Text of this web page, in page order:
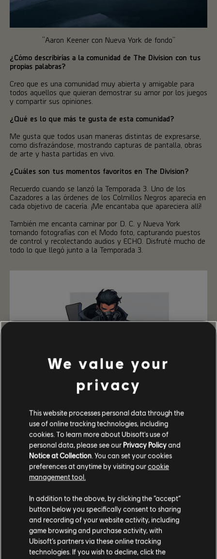
“Aaron Keener con Nueva York de fondo”
¿Cómo describirías a la comunidad de The Division con tus
propias palabras?
Creo que es una comunidad muy abierta y amigable para
todos aquellos que quieran demostrar su amor por los juegos
y compartir sus opiniones.
¿Qué es lo que más te gusta de esta comunidad?
Me gusta que todos usan maneras distintas de expresarse,
como disfrazándose, mostrando capturas de pantalla, obras
de arte y hasta partidas en vivo.
¿Cuáles son tus momentos favoritos en The Division?
Recuerdo cuando se lanzó la Temporada 3. Uno de los
Cazadores a las órdenes de los Colmillos Negros aparecía en
cada objetivo de cacería. ¡Me encantaba que apareciera allí!
También me encanta caminar por D. C. y Nueva York
tomando fotografías con el Modo foto, capturando puestos
de control y recolectando audios y ECHO. Disfruté mucho de
todo lo que llegó junto a la Temporada 3.
We value your
privacy
This website processes personal data through the
use of online tracking technologies, including
cookies. To learn more about Ubisoft's use of
personal data, please see our Privacy Policyand
Notice at Collection . You can set your cookies
preferences at anytime by visiting ourcookie
management tool.
In addition to the above, by clicking the “accept”
button below you specifically consent to sharing
and recording of your website activity, including
game browsing and purchase activity, with
Ubisoft’s partners via these online tracking
technologies. If you wish to decline, click the